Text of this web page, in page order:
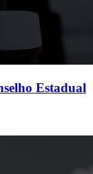
Estadual